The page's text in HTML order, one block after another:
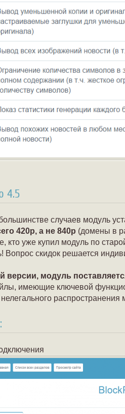
4.5
случаев модуль
420р, а не 840р (домены в
кто уже купил модуль по
Вопрос скидок решается
версии, модуль
имеющие ключевой
распространения